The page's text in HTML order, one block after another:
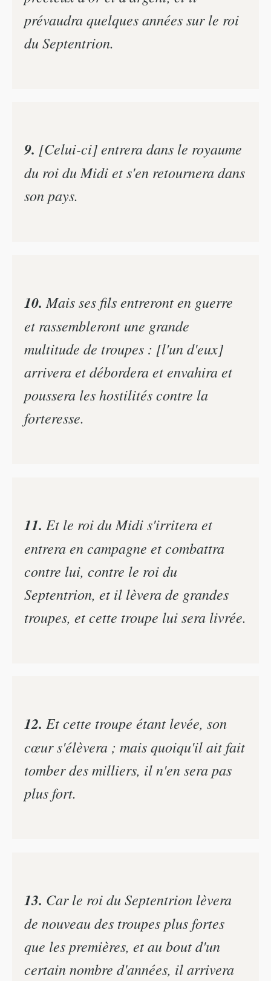
prévaudra quelques années sur le roi
du Septentrion.
9. [Celui-ci] entrera dans le royaume
du roi du Midi et s'en retournera dans
son pays.
10. Mais ses fils entreront en guerre
et rassembleront une grande
multitude de troupes : [l'un d'eux]
arrivera et débordera et envahira et
poussera les hostilités contre la
forteresse.
11. Et le roi du Midi s'irritera et
entrera en campagne et combattra
contre lui, contre le roi du
Septentrion, et il lèvera de grandes
troupes, et cette troupe lui sera livrée.
12. Et cette troupe étant levée, son
cœur s'élèvera ; mais quoiqu'il ait fait
tomber des milliers, il n'en sera pas
plus fort.
13. Car le roi du Septentrion lèvera
de nouveau des troupes plus fortes
que les premières, et au bout d'un
certain nombre d'années, il arrivera